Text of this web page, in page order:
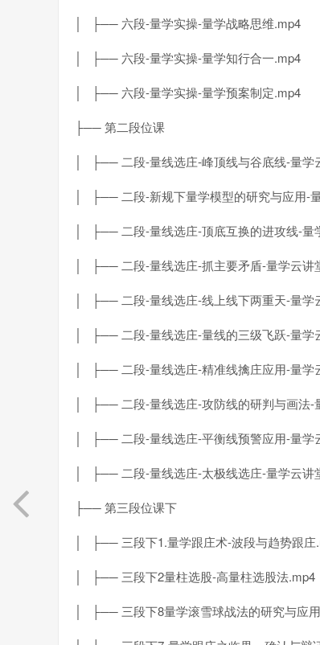
│ ├── 六段-量学实操-量学战略思维.mp4
│ ├── 六段-量学实操-量学知行合一.mp4
│ ├── 六段-量学实操-量学预案制定.mp4
├── 第二段位课
│ ├── 二段-量线选庄-峰顶线与谷底线-量学
│ ├── 二段-新规下量学模型的研究与应用-
│ ├── 二段-量线选庄-顶底互换的进攻线-量
│ ├── 二段-量线选庄-抓主要矛盾-量学云讲
│ ├── 二段-量线选庄-线上线下两重天-量学
│ ├── 二段-量线选庄-量线的三级飞跃-量学
│ ├── 二段-量线选庄-精准线擒庄应用-量学
│ ├── 二段-量线选庄-攻防线的研判与画法-
│ ├── 二段-量线选庄-平衡线预警应用-量学
│ ├── 二段-量线选庄-太极线选庄-量学云讲
├── 第三段位课下
│ ├── 三段下1.量学跟庄术-波段与趋势跟庄
│ ├── 三段下2量柱选股-高量柱选股法.mp4
│ ├── 三段下8量学滚雪球战法的研究与应